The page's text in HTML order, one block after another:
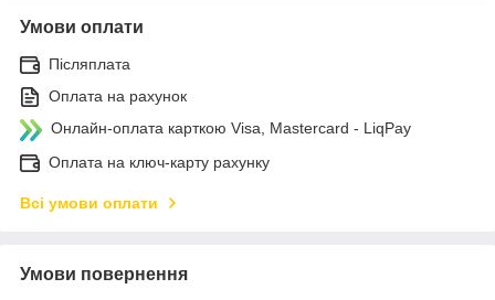
Умови оплати
Післяплата
Оплата на рахунок
Онлайн-оплата карткою Visa, Mastercard - LiqPay
Оплата на ключ-карту рахунку
Всі умови оплати
Умови повернення